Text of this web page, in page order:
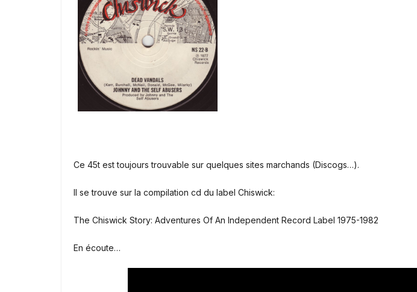
Ce 45t est toujours trouvable sur quelques sites marchands (Discogs…).
Il se trouve sur la compilation cd du label Chiswick:
The Chiswick Story: Adventures Of An Independent Record Label 1975-1982
En écoute…